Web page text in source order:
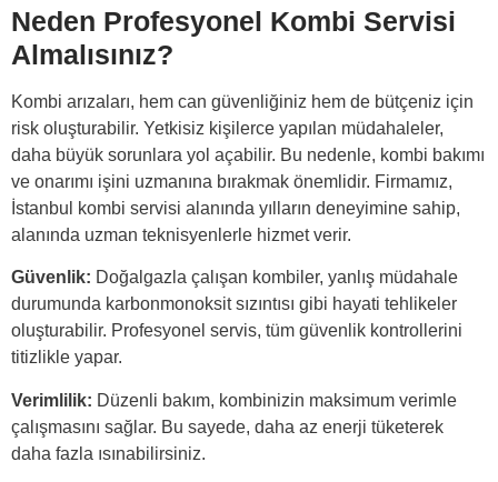
Neden Profesyonel Kombi Servisi
Almalısınız?
Kombi arızaları, hem can güvenliğiniz hem de bütçeniz için
risk oluşturabilir. Yetkisiz kişilerce yapılan müdahaleler,
daha büyük sorunlara yol açabilir. Bu nedenle, kombi bakımı
ve onarımı işini uzmanına bırakmak önemlidir. Firmamız,
İstanbul kombi servisi alanında yılların deneyimine sahip,
alanında uzman teknisyenlerle hizmet verir.
Güvenlik: Doğalgazla çalışan kombiler, yanlış müdahale
durumunda karbonmonoksit sızıntısı gibi hayati tehlikeler
oluşturabilir. Profesyonel servis, tüm güvenlik kontrollerini
titizlikle yapar.
Verimlilik: Düzenli bakım, kombinizin maksimum verimle
çalışmasını sağlar. Bu sayede, daha az enerji tüketerek
daha fazla ısınabilirsiniz.